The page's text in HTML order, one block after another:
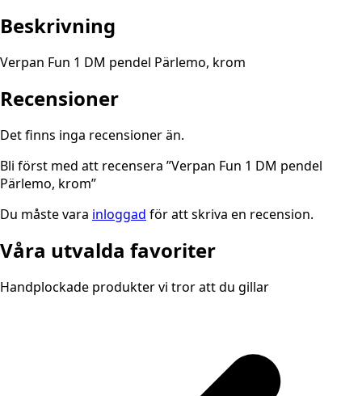
Beskrivning
Verpan Fun 1 DM pendel Pärlemo, krom
Recensioner
Det finns inga recensioner än.
Bli först med att recensera ”Verpan Fun 1 DM pendel
Pärlemo, krom”
Du måste vara inloggad för att skriva en recension.
Våra utvalda favoriter
Handplockade produkter vi tror att du gillar